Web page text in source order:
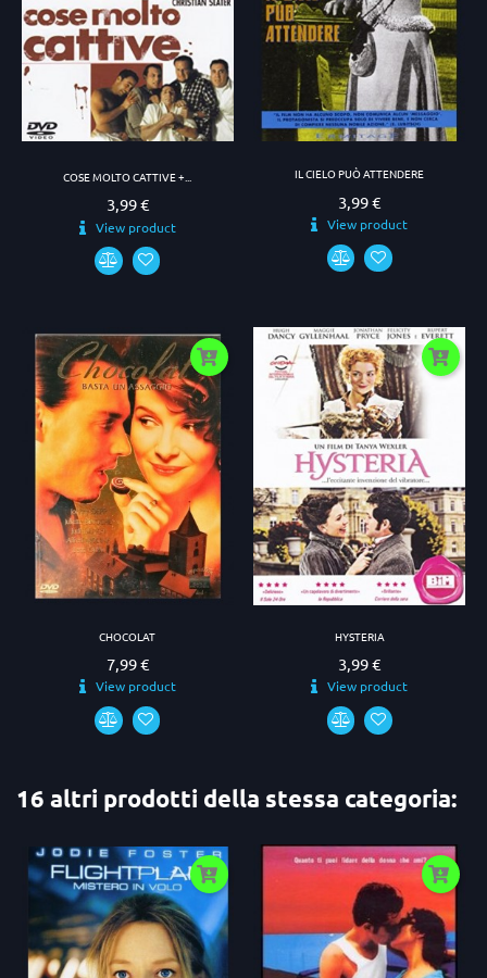
COSE MOLTO CATTIVE +...
Prezzo
3,99 €
View product
IL CIELO PUÒ ATTENDERE
Prezzo
3,99 €
View product
CHOCOLAT
Prezzo
7,99 €
View product
HYSTERIA
Prezzo
3,99 €
View product
16 altri prodotti della stessa categoria: